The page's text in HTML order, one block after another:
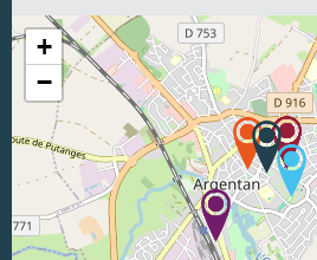
+
−